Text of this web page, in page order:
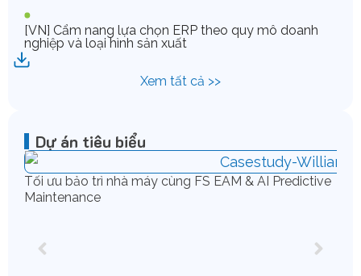
[VN] Cẩm nang lựa chọn ERP theo quy mô doanh
nghiệp và loại hình sản xuất
Xem tất cả >>
Dự án tiêu biểu
Tối ưu bảo trì nhà máy cùng FS EAM & AI Predictive
Maintenance